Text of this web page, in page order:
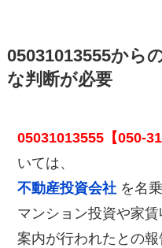
05031013555から
な判断が必要
05031013555【050-
いては、
不動産投資会社 を名乗
マンション投資や家
案内が行われたとの報